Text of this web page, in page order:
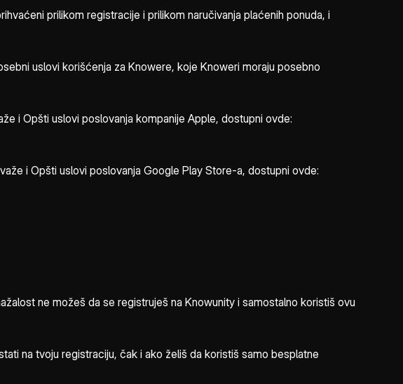
prilikom registracije i prilikom naručivanja plaćenih ponuda, i
uslovi korišćenja za Knowere, koje Knoweri moraju posebno
i Opšti uslovi poslovanja kompanije Apple, dostupni ovde:
i Opšti uslovi poslovanja Google Play Store-a, dostupni ovde:
ne možeš da se registruješ na Knowunity i samostalno koristiš ovu
na tvoju registraciju, čak i ako želiš da koristiš samo besplatne